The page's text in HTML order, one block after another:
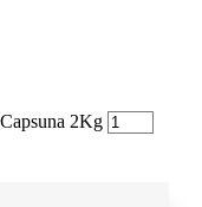
2Kg